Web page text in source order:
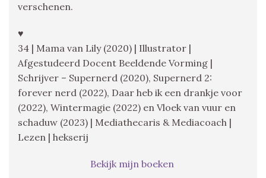
verschenen.
♥
34 | Mama van Lily (2020) | Illustrator |
Afgestudeerd Docent Beeldende Vorming |
Schrijver – Supernerd (2020), Supernerd 2:
forever nerd (2022), Daar heb ik een drankje voor
(2022), Wintermagie (2022) en Vloek van vuur en
schaduw (2023) | Mediathecaris & Mediacoach |
Lezen | hekserij
Bekijk mijn boeken